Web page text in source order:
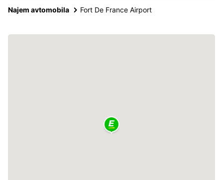
Najem avtomobila Fort De France Airport